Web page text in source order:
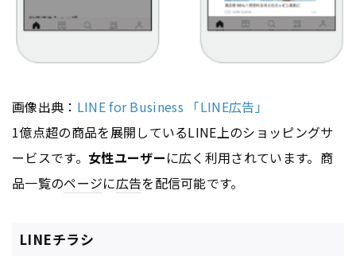
画像出典： LINE for Business 「LINE広告」
1億点超の商品を展開しているLINE上のショッピングサ
ービスです。 女性ユーザーに広く利用されています。商
品一覧のページに広告を配信可能です。
LINEチラシ